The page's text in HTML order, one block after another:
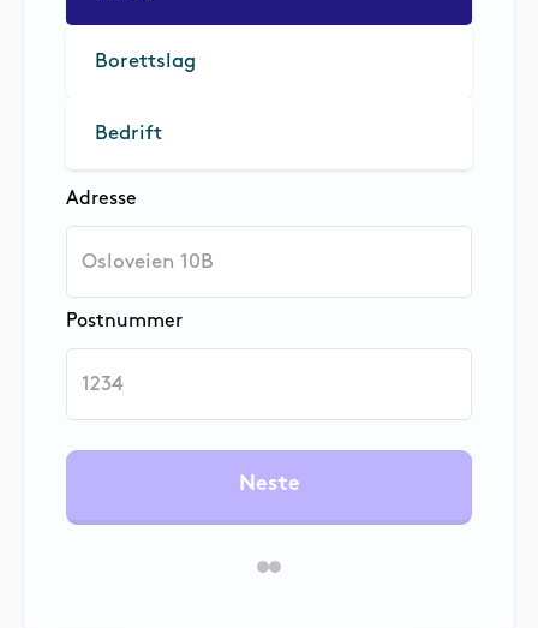
Borettslag
Bedrift
Adresse
Postnummer
Neste